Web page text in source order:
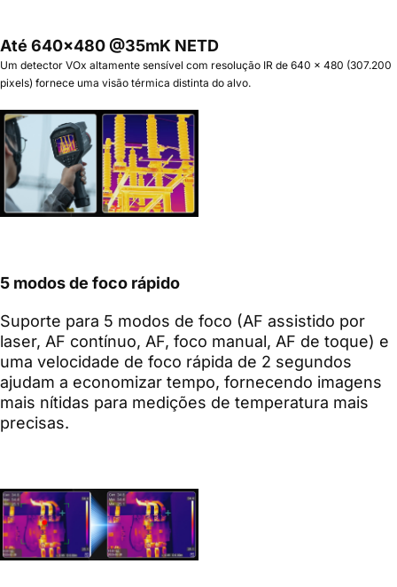
Até 640x480 @35mK NETD
Um detector VOx altamente sensível com resolução IR de 640 x 480 (307.200
pixels) fornece uma visão térmica distinta do alvo.
5 modos de foco rápido
Suporte para 5 modos de foco (AF assistido por
laser, AF contínuo, AF, foco manual, AF de toque) e
uma velocidade de foco rápida de 2 segundos
ajudam a economizar tempo, fornecendo imagens
mais nítidas para medições de temperatura mais
precisas.